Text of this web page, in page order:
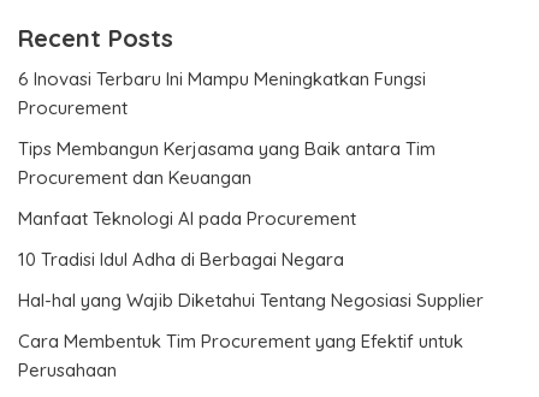
Recent Posts
6 Inovasi Terbaru Ini Mampu Meningkatkan Fungsi
Procurement
Tips Membangun Kerjasama yang Baik antara Tim
Procurement dan Keuangan
Manfaat Teknologi AI pada Procurement
10 Tradisi Idul Adha di Berbagai Negara
Hal-hal yang Wajib Diketahui Tentang Negosiasi Supplier
Cara Membentuk Tim Procurement yang Efektif untuk
Perusahaan